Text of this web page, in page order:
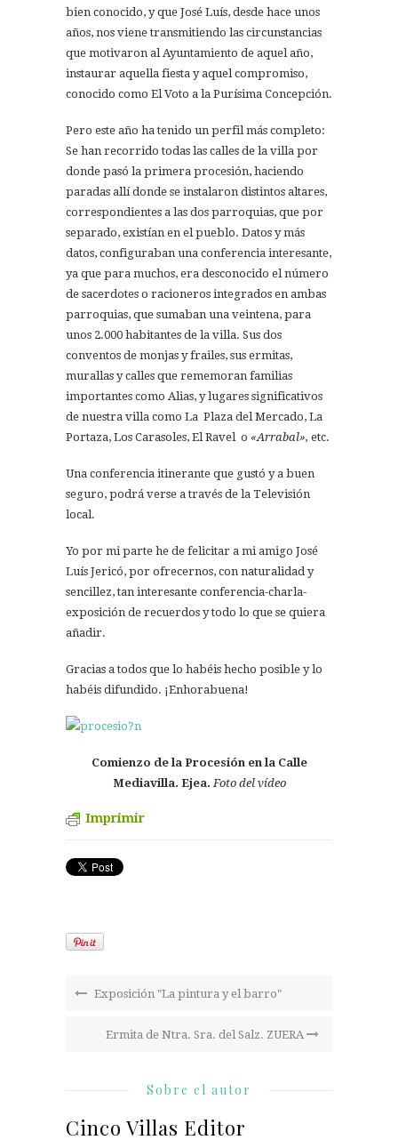
bien conocido, y que José Luís, desde hace unos
años, nos viene transmitiendo las circunstancias
que motivaron al Ayuntamiento de aquel año,
instaurar aquella fiesta y aquel compromiso,
conocido como El Voto a la Purísima Concepción.
Pero este año ha tenido un perfil más completo:
Se han recorrido todas las calles de la villa por
donde pasó la primera procesión, haciendo
paradas allí donde se instalaron distintos altares,
correspondientes a las dos parroquias, que por
separado, existían en el pueblo. Datos y más
datos, configuraban una conferencia interesante,
ya que para muchos, era desconocido el número
de sacerdotes o racioneros integrados en ambas
parroquias, que sumaban una veintena, para
unos 2.000 habitantes de la villa. Sus dos
conventos de monjas y frailes, sus ermitas,
murallas y calles que rememoran familias
importantes como Alias, y lugares significativos
de nuestra villa como La Plaza del Mercado, La
Portaza, Los Carasoles, El Ravel o «Arrabal», etc.
Una conferencia itinerante que gustó y a buen
seguro, podrá verse a través de la Televisión
local.
Yo por mi parte he de felicitar a mi amigo José
Luís Jericó, por ofrecernos, con naturalidad y
sencillez, tan interesante conferencia-charla-
exposición de recuerdos y todo lo que se quiera
añadir.
Gracias a todos que lo habéis hecho posible y lo
habéis difundido. ¡Enhorabuena!
Comienzo de la Procesión en la Calle
Mediavilla. Ejea. Foto del vídeo
Imprimir
Exposición "La pintura y el barro"
Ermita de Ntra. Sra. del Salz. ZUERA
Sobre el autor
Cinco Villas Editor